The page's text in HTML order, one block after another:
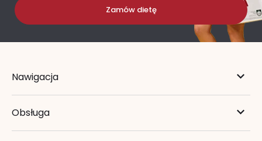
Zamów dietę
Nawigacja
Obsługa